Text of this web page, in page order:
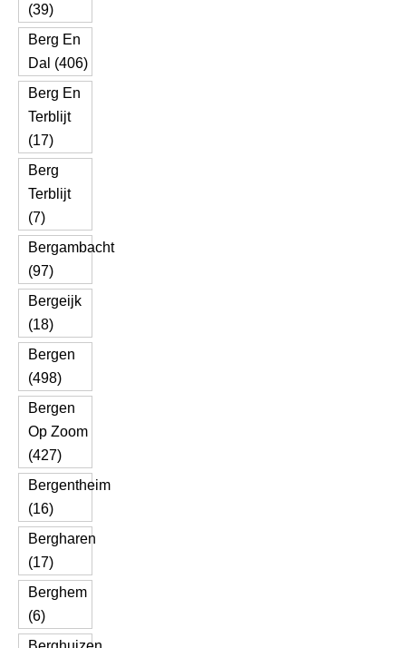
(39)
Berg En
Dal (406)
Berg En
Terblijt
(17)
Berg
Terblijt
(7)
Bergambacht
(97)
Bergeijk
(18)
Bergen
(498)
Bergen
Op Zoom
(427)
Bergentheim
(16)
Bergharen
(17)
Berghem
(6)